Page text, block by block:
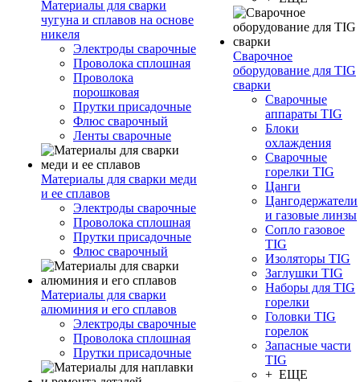
Материалы для сварки
чугуна и сплавов на основе
никеля
Электроды сварочные
Проволока сплошная
Проволока
порошковая
Прутки присадочные
Флюс сварочный
Ленты сварочные
Материалы для сварки меди
и ее сплавов
Электроды сварочные
Проволока сплошная
Прутки присадочные
Флюс сварочный
Материалы для сварки
алюминия и его сплавов
Электроды сварочные
Проволока сплошная
Прутки присадочные
Сварочное
оборудование для TIG
сварки
Сварочные
аппараты TIG
Блоки
охлаждения
Сварочные
горелки TIG
Цанги
Цангодержатели
и газовые линзы
Сопло газовое
TIG
Изоляторы TIG
Заглушки TIG
Наборы для TIG
горелки
Головки TIG
горелок
Запасные части
TIG
+ ЕЩЕ